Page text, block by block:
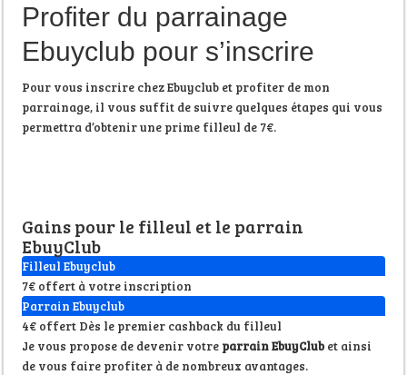
Profiter du parrainage
Ebuyclub pour s’inscrire
Pour vous inscrire chez Ebuyclub et profiter de mon
parrainage, il vous suffit de suivre quelques étapes qui vous
permettra d’obtenir une prime filleul de 7€.
Gains pour le filleul et le parrain
EbuyClub
Filleul Ebuyclub
7€ offert à votre inscription
Parrain Ebuyclub
4€ offert Dès le premier cashback du filleul
Je vous propose de devenir votre parrain EbuyClub et ainsi
de vous faire profiter à de nombreux avantages.